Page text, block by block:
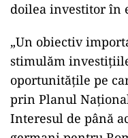
doilea investitor în
„Un obiectiv
stimulăm
oportunităţile pe
prin Planul
Interesul de până